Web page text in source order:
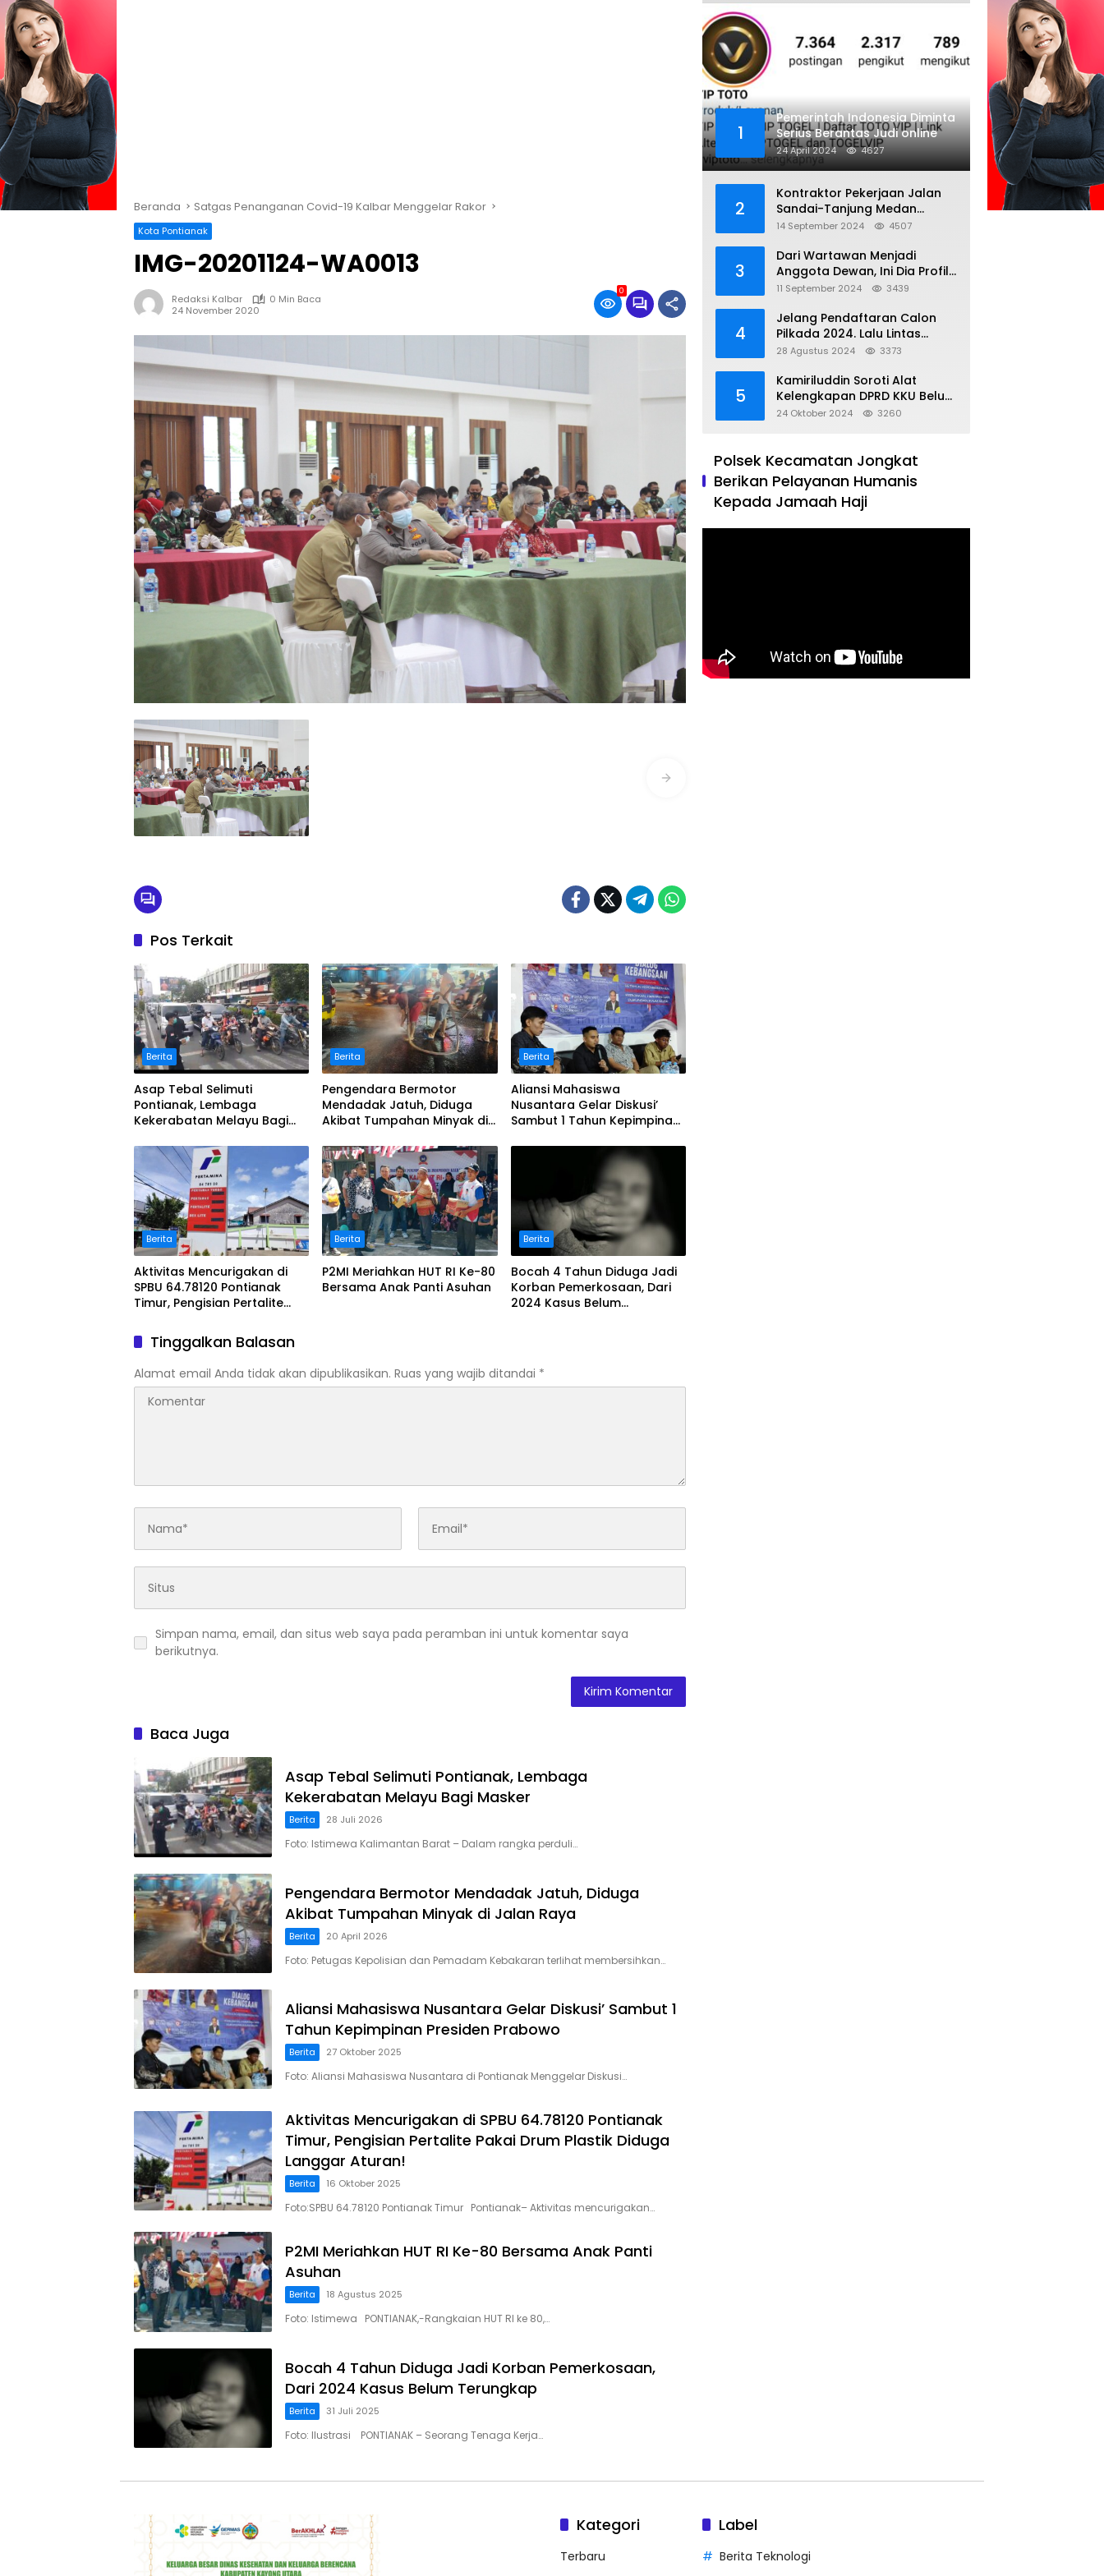
Beranda Satgas Penanganan Covid-19 Kalbar Menggelar Rakor
Kota Pontianak
IMG-20201124-WA0013
Redaksi Kalbar
0 Min Baca
24 November 2020
0
Pos Terkait
Berita
Asap Tebal Selimuti
Pontianak, Lembaga
Kekerabatan Melayu Bagi
Berita
Pengendara Bermotor
Mendadak Jatuh, Diduga
Akibat Tumpahan Minyak di
Berita
Aliansi Mahasiswa
Nusantara Gelar Diskusi’
Sambut 1 Tahun Kepimpinan
Berita
Aktivitas Mencurigakan di
SPBU 64.78120 Pontianak
Timur, Pengisian Pertalite
Langgar Aturan!
Berita
P2MI Meriahkan HUT RI Ke-80
Bersama Anak Panti Asuhan
Berita
Bocah 4 Tahun Diduga Jadi
Korban Pemerkosaan, Dari
2024 Kasus Belum
Tinggalkan Balasan
Alamat email Anda tidak akan dipublikasikan. Ruas yang wajib ditandai *
Simpan nama, email, dan situs web saya pada peramban ini untuk komentar saya
berikutnya.
Baca Juga
Asap Tebal Selimuti Pontianak, Lembaga
Kekerabatan Melayu Bagi Masker
Berita 28 Juli 2026
Foto: Istimewa Kalimantan Barat – Dalam rangka perduli…
Pengendara Bermotor Mendadak Jatuh, Diduga
Akibat Tumpahan Minyak di Jalan Raya
Berita 20 April 2026
Foto: Petugas Kepolisian dan Pemadam Kebakaran terlihat membersihkan…
Aliansi Mahasiswa Nusantara Gelar Diskusi’ Sambut 1
Tahun Kepimpinan Presiden Prabowo
Berita 27 Oktober 2025
Foto: Aliansi Mahasiswa Nusantara di Pontianak Menggelar Diskusi…
Aktivitas Mencurigakan di SPBU 64.78120 Pontianak
Timur, Pengisian Pertalite Pakai Drum Plastik Diduga
Langgar Aturan!
Berita 16 Oktober 2025
Foto:SPBU 64.78120 Pontianak Timur Pontianak– Aktivitas mencurigakan…
P2MI Meriahkan HUT RI Ke-80 Bersama Anak Panti
Asuhan
Berita 18 Agustus 2025
Foto: Istimewa PONTIANAK,-Rangkaian HUT RI ke 80,…
Bocah 4 Tahun Diduga Jadi Korban Pemerkosaan,
Dari 2024 Kasus Belum Terungkap
Berita 31 Juli 2025
Foto: Ilustrasi PONTIANAK – Seorang Tenaga Kerja…
1
Pemerintah Indonesia Diminta
Serius Berantas Judi online
24 April 2024 4627
2
Kontraktor Pekerjaan Jalan
Sandai-Tanjung Medan
diduga Menggunakan Matrial
14 September 2024 4507
3
Dari Wartawan Menjadi
Anggota Dewan, Ini Dia Profil
Kamiriludin Anggota DPRD
11 September 2024 3439
4
Jelang Pendaftaran Calon
Pilkada 2024. Lalu Lintas
Kayong Utara Aman dan
28 Agustus 2024 3373
5
Kamiriluddin Soroti Alat
Kelengkapan DPRD KKU Belum
Terbentuk
24 Oktober 2024 3260
Polsek Kecamatan Jongkat
Berikan Pelayanan Humanis
Kepada Jamaah Haji
Kategori
Terbaru
Label
Berita Teknologi